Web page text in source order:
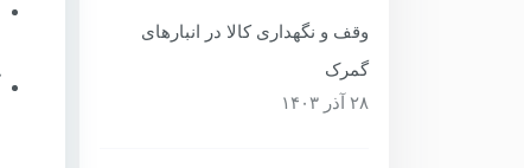
وقف و نگهداری کالا در انبارهای
گمرک
۲۸ آذر ۱۴۰۳